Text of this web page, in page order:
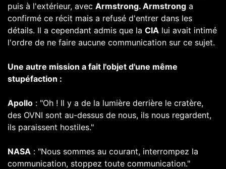
puis à l'extérieur, avec Armstrong. Armstrong a
confirmé ce récit mais a refusé d'entrer dans les
détails. Il a cependant admis que la CIA lui avait intimé
l'ordre de ne faire aucune communication sur ce sujet.
Une autre mission a fait l'objet d'une même
stupéfaction :
Apollo : "Oh ! Il y a de la lumière derrière le cratère,
des OVNI sont au-dessus de nous, ils nous regardent,
ils paraissent hostiles."
NASA : "Nous sommes au courant, interrompez la
communication, stoppez toute communication."